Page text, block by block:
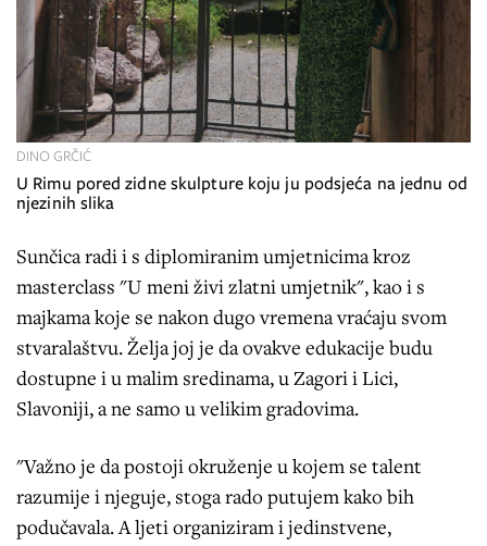
U Rimu pored zidne skulpture koju ju podsjeća na jednu od
njezinih slika
DINO GRČIĆ
Sunčica radi i s diplomiranim umjetnicima kroz
masterclass "U meni živi zlatni umjetnik", kao i s
majkama koje se nakon dugo vremena vraćaju svom
stvaralaštvu. Želja joj je da ovakve edukacije budu
dostupne i u malim sredinama, u Zagori i Lici,
Slavoniji, a ne samo u velikim gradovima.
"Važno je da postoji okruženje u kojem se talent
razumije i njeguje, stoga rado putujem kako bih
podučavala. A ljeti organiziram i jedinstvene,